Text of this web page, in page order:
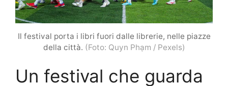
Il festival porta i libri fuori dalle librerie, nelle piazze
della città. (Foto: Quyn Phạm / Pexels)
Un festival che guarda